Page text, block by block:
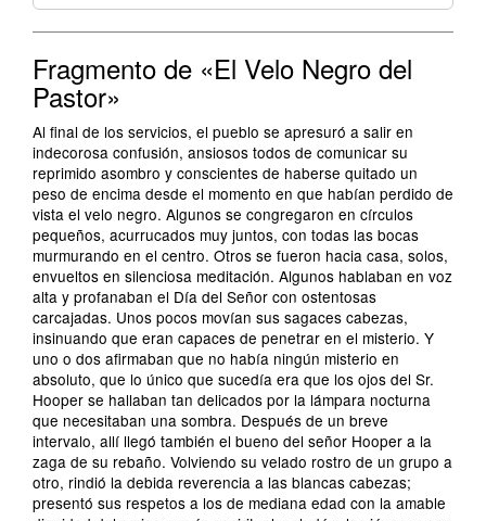
Fragmento de «El Velo Negro del
Pastor»
Al final de los servicios, el pueblo se apresuró a salir en
indecorosa confusión, ansiosos todos de comunicar su
reprimido asombro y conscientes de haberse quitado un
peso de encima desde el momento en que habían perdido de
vista el velo negro. Algunos se congregaron en círculos
pequeños, acurrucados muy juntos, con todas las bocas
murmurando en el centro. Otros se fueron hacia casa, solos,
envueltos en silenciosa meditación. Algunos hablaban en voz
alta y profanaban el Día del Señor con ostentosas
carcajadas. Unos pocos movían sus sagaces cabezas,
insinuando que eran capaces de penetrar en el misterio. Y
uno o dos afirmaban que no había ningún misterio en
absoluto, que lo único que sucedía era que los ojos del Sr.
Hooper se hallaban tan delicados por la lámpara nocturna
que necesitaban una sombra. Después de un breve
intervalo, allí llegó también el bueno del señor Hooper a la
zaga de su rebaño. Volviendo su velado rostro de un grupo a
otro, rindió la debida reverencia a las blancas cabezas;
presentó sus respetos a los de mediana edad con la amable